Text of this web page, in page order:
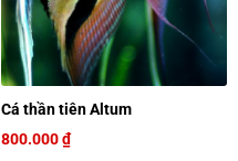
Cá thần tiên Altum
800.000₫